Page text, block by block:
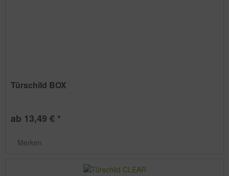
Türschild BOX
ab 13,49 € *
Merken